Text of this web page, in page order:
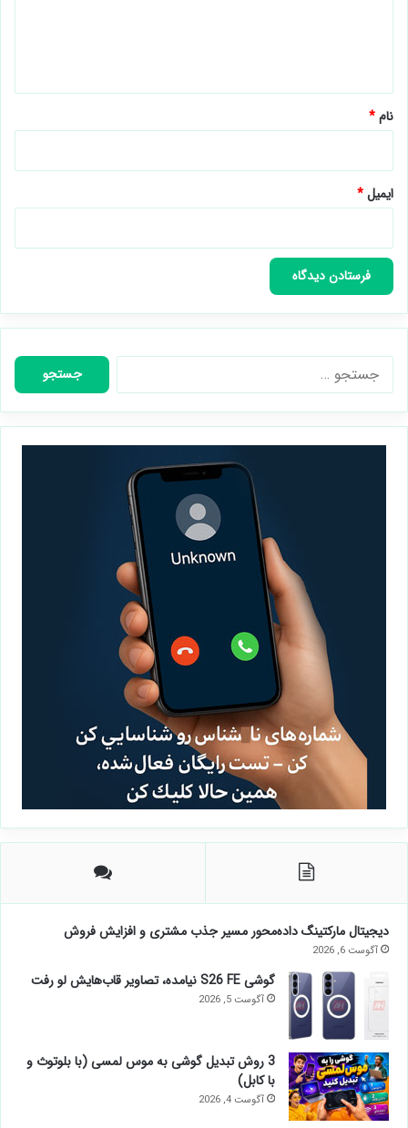
نام*
ایمیل*
جستجو
برای:
دیجیتال مارکتینگ داده‌محور مسیر جذب مشتری و افزایش فروش
آگوست 6, 2026
گوشی S26 FE نیامده، تصاویر قاب‌هایش لو رفت
آگوست 5, 2026
3 روش تبدیل گوشی به موس لمسی (با بلوتوث و
با کابل)
آگوست 4, 2026